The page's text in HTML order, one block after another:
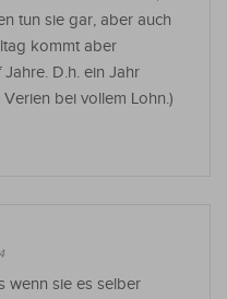
tun sie gar, aber auch
kommt aber
D.h. ein Jahr
bei vollem Lohn.)
wenn sie es selber